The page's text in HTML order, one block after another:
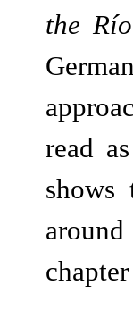
the
read
shows